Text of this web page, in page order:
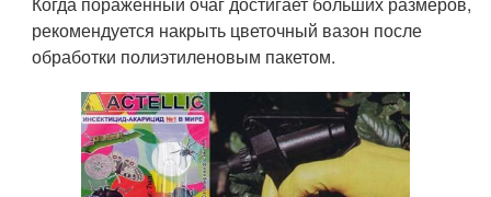
рекомендуется накрыть цветочный вазон после
обработки полиэтиленовым пакетом.